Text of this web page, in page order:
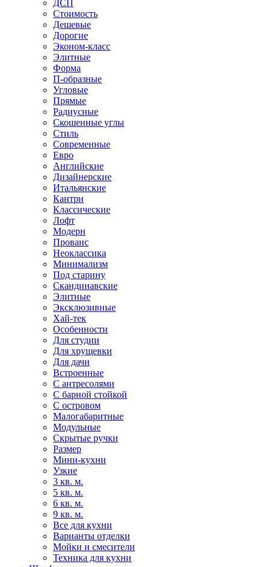
ДСП
Стоимость
Дешевые
Дорогие
Эконом-класс
Элитные
Форма
П-образные
Угловые
Прямые
Радиусные
Скошенные углы
Стиль
Современные
Евро
Английские
Дизайнерские
Итальянские
Кантри
Классические
Лофт
Модерн
Прованс
Неоклассика
Минимализм
Под старину
Скандинавские
Элитные
Эксклюзивные
Хай-тек
Особенности
Для студии
Для хрущевки
Для дачи
Встроенные
С антресолями
С барной стойкой
С островом
Малогабаритные
Модульные
Скрытые ручки
Размер
Мини-кухни
Узкие
3 кв. м.
5 кв. м.
6 кв. м.
9 кв. м.
Все для кухни
Варианты отделки
Мойки и смесители
Техника для кухни